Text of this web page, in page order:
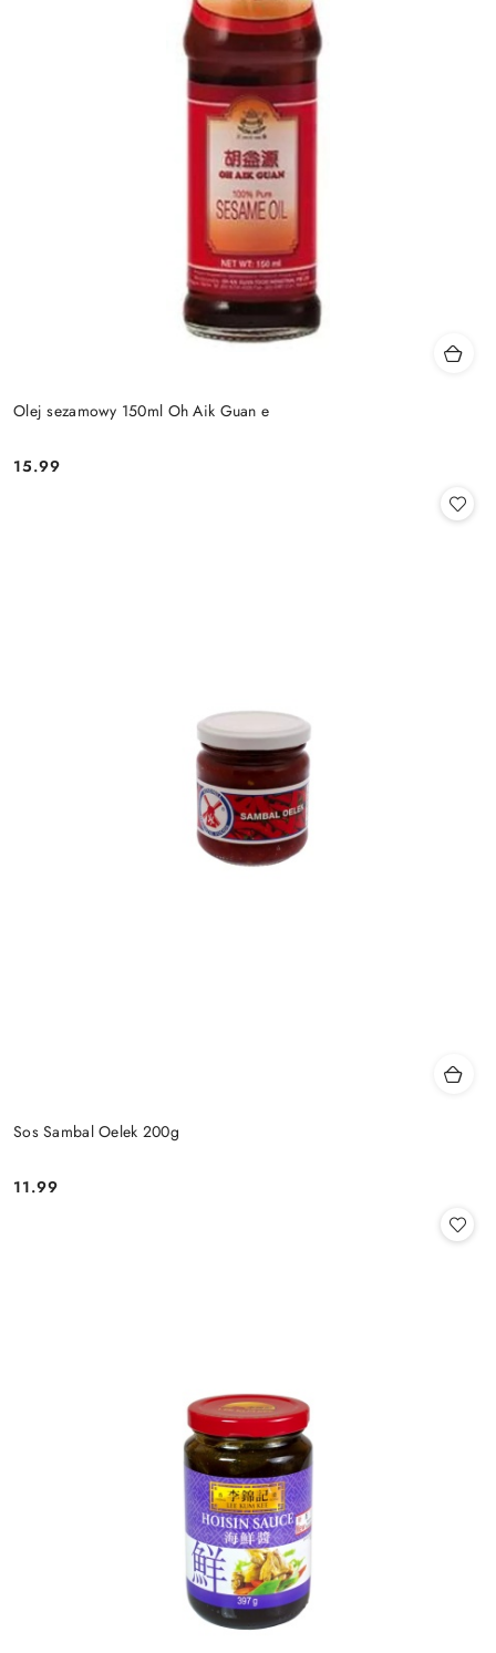
Olej sezamowy 150ml Oh Aik Guan e
Cena:
15.99
Sos Sambal Oelek 200g
Cena:
11.99